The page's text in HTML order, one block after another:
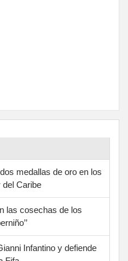
medallas de oro en los
Caribe
las cosechas de los
Infantino y defiende